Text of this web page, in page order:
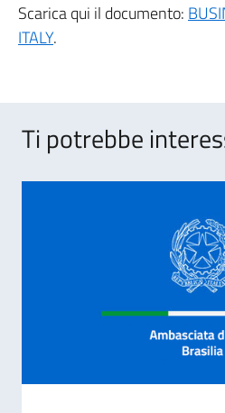
Scarica qui il documento:
ITALY.
Ti potrebbe